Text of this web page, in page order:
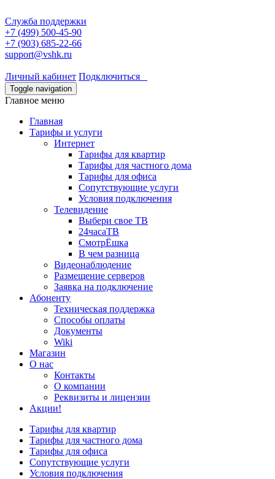
Служба поддержки
+7 (499) 500-45-90
+7 (903) 685-22-66
support@vshk.ru
Личный кабинет Подключиться
Toggle navigation
Главное меню
Главная
Тарифы и услуги
Интернет
Тарифы для квартир
Тарифы для частного дома
Тарифы для офиса
Сопутствующие услуги
Условия подключения
Телевидение
Выбери свое ТВ
24часаТВ
СмотрЁшка
В чем разница
Видеонаблюдение
Размещение серверов
Заявка на подключение
Абоненту
Техническая поддержка
Способы оплаты
Документы
Wiki
Магазин
О нас
Контакты
О компании
Реквизиты и лицензии
Акции!
Тарифы для квартир
Тарифы для частного дома
Тарифы для офиса
Сопутствующие услуги
Условия подключения